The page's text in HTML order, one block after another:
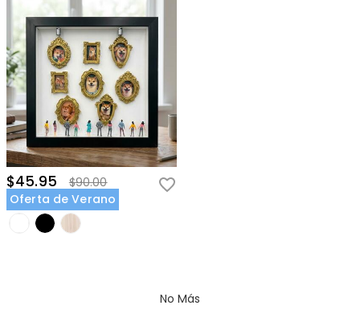
$45.95
$90.00
Oferta de Verano
No Más